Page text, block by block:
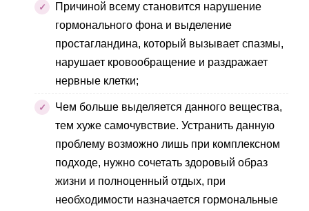
Причиной всему становится нарушение
гормонального фона и выделение
простагландина, который вызывает спазмы,
нарушает кровообращение и раздражает
нервные клетки;
Чем больше выделяется данного вещества,
тем хуже самочувствие. Устранить данную
проблему возможно лишь при комплексном
подходе, нужно сочетать здоровый образ
жизни и полноценный отдых, при
необходимости назначается гормональные